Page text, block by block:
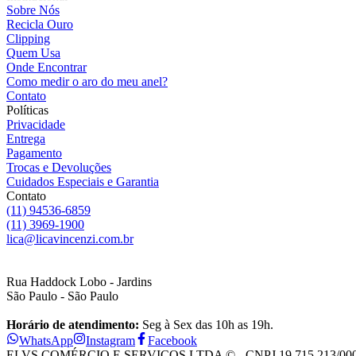
Sobre Nós
Recicla Ouro
Clipping
Quem Usa
Onde Encontrar
Como medir o aro do meu anel?
Contato
Políticas
Privacidade
Entrega
Pagamento
Trocas e Devoluções
Cuidados Especiais e Garantia
Contato
(11) 94536-6859
(11) 3969-1900
lica@licavincenzi.com.br
Rua Haddock Lobo - Jardins
São Paulo - São Paulo
Horário de atendimento: Seg à Sex das 10h as 19h.
WhatsApp
Instagram
Facebook